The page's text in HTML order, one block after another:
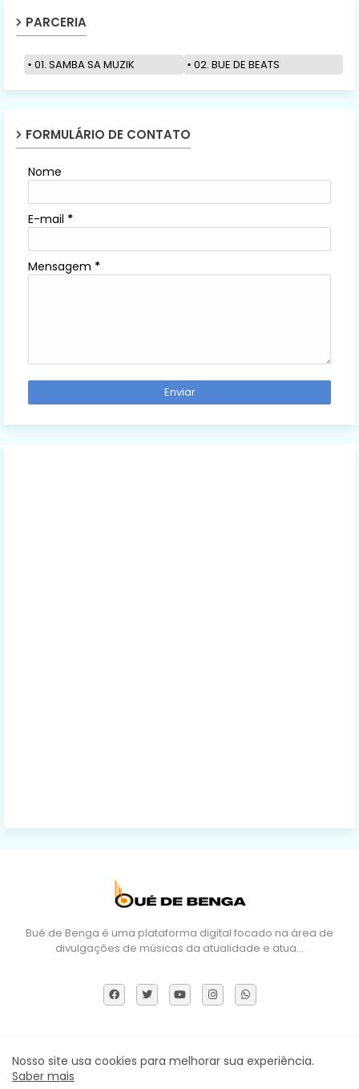
PARCERIA
01. SAMBA SA MUZIK 02. BUE DE BEATS
FORMULÁRIO DE CONTATO
Nome
E-mail *
Mensagem *
Bué de Benga é uma plataforma digital focado na área de
divulgações de músicas da atualidade e atua…
Sobre Nós DMCA Termos e Políticas Contactos
Nosso site usa cookies para melhorar sua experiência.
Saber mais